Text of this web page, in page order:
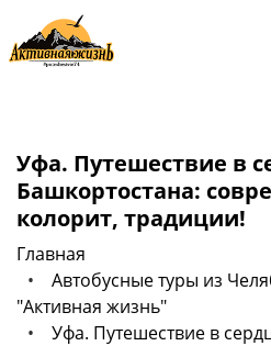
Уфа. Путешествие в
Башкортостана:
колорит, традиции!
Главная
Автобусные туры из
"Активная жизнь"
Уфа. Путешествие в